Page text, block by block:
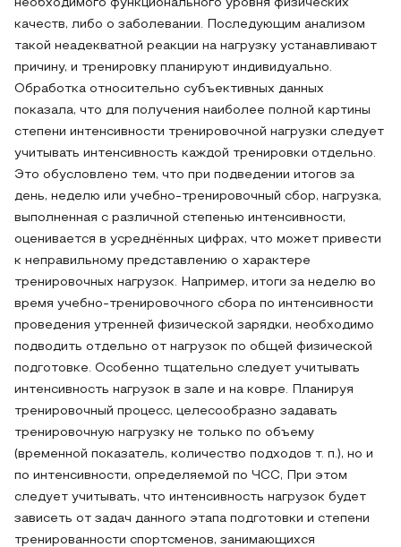
необходимого функционального уровня физических
качеств, либо о заболевании. Последующим анализом
такой неадекватной реакции на нагрузку устанавливают
причину, и тренировку планируют индивидуально.
Обработка относительно субъективных данных
показала, что для получения наиболее полной картины
степени интенсивности тренировочной нагрузки следует
учитывать интенсивность каждой тренировки отдельно.
Это обусловлено тем, что при подведении итогов за
день, неделю или учебно-тренировочный сбор, нагрузка,
выполненная с различной степенью интенсивности,
оценивается в усреднённых цифрах, что может привести
к неправильному представлению о характере
тренировочных нагрузок. Например, итоги за неделю во
время учебно-тренировочного сбора по интенсивности
проведения утренней физической зарядки, необходимо
подводить отдельно от нагрузок по общей физической
подготовке. Особенно тщательно следует учитывать
интенсивность нагрузок в зале и на ковре. Планируя
тренировочный процесс, целесообразно задавать
тренировочную нагрузку не только по объему
(временной показатель, количество подходов т. п.), но и
по интенсивности, определяемой по ЧСС, При этом
следует учитывать, что интенсивность нагрузок будет
зависеть от задач данного этапа подготовки и степени
тренированности спортсменов, занимающихся